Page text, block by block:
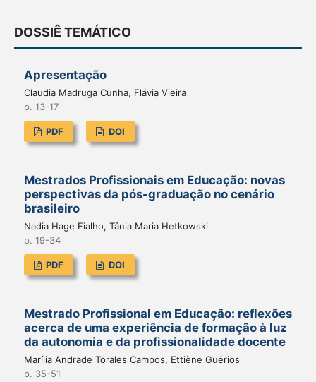
DOSSIÊ TEMÁTICO
Apresentação
Claudia Madruga Cunha, Flávia Vieira
p. 13-17
PDF DOI
Mestrados Profissionais em Educação: novas
perspectivas da pós-graduação no cenário
brasileiro
Nadia Hage Fialho, Tânia Maria Hetkowski
p. 19-34
PDF DOI
Mestrado Profissional em Educação: reflexões
acerca de uma experiência de formação à luz
da autonomia e da profissionalidade docente
Marília Andrade Torales Campos, Ettiène Guérios
p. 35-51